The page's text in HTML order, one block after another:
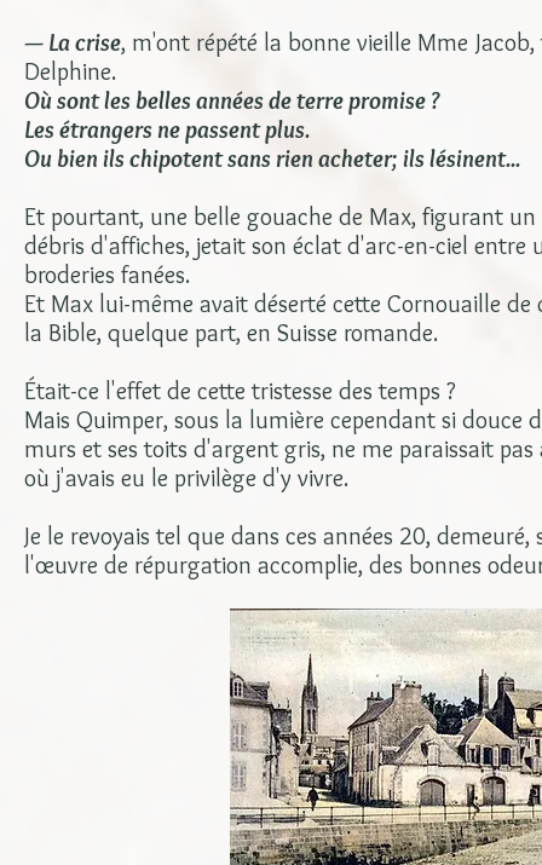
— La crise, m'ont répété la bonne vieille Mme
Delphine.
Où sont les belles années de terre promise ?
Les étrangers ne passent plus.
Ou bien ils chipotent sans rien acheter; ils lésinent...
Et pourtant, une belle gouache de Max, figurant
débris d'affiches, jetait son éclat d'arc-en-ciel
broderies fanées.
Et Max lui-même avait déserté cette Cornouaille
la Bible, quelque part, en Suisse romande.
Était-ce l'effet de cette tristesse des temps ?
Mais Quimper, sous la lumière cependant si douce
murs et ses toits d'argent gris, ne me paraissait
où j'avais eu le privilège d'y vivre.
Je le revoyais tel que dans ces années 20,
l'œuvre de répurgation accomplie, des bonnes